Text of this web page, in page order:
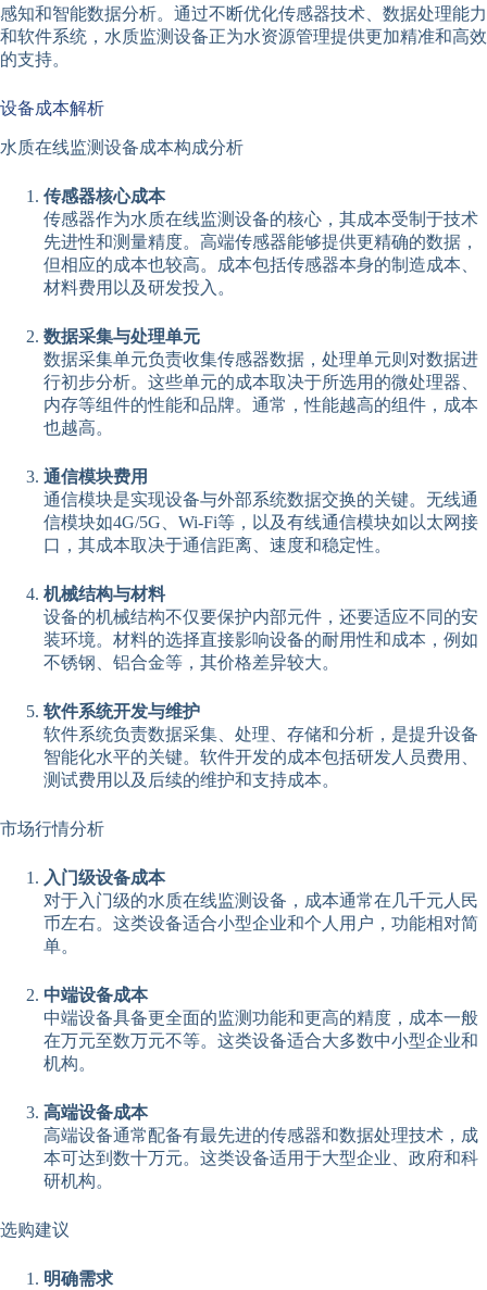
感知和智能数据分析。通过不断优化传感器技术、数据处理能力
和软件系统，水质监测设备正为水资源管理提供更加精准和高效
的支持。
设备成本解析
水质在线监测设备成本构成分析
传感器核心成本
传感器作为水质在线监测设备的核心，其成本受制于技术
先进性和测量精度。高端传感器能够提供更精确的数据，
但相应的成本也较高。成本包括传感器本身的制造成本、
材料费用以及研发投入。
数据采集与处理单元
数据采集单元负责收集传感器数据，处理单元则对数据进
行初步分析。这些单元的成本取决于所选用的微处理器、
内存等组件的性能和品牌。通常，性能越高的组件，成本
也越高。
通信模块费用
通信模块是实现设备与外部系统数据交换的关键。无线通
信模块如4G/5G、Wi-Fi等，以及有线通信模块如以太网接
口，其成本取决于通信距离、速度和稳定性。
机械结构与材料
设备的机械结构不仅要保护内部元件，还要适应不同的安
装环境。材料的选择直接影响设备的耐用性和成本，例如
不锈钢、铝合金等，其价格差异较大。
软件系统开发与维护
软件系统负责数据采集、处理、存储和分析，是提升设备
智能化水平的关键。软件开发的成本包括研发人员费用、
测试费用以及后续的维护和支持成本。
市场行情分析
入门级设备成本
对于入门级的水质在线监测设备，成本通常在几千元人民
币左右。这类设备适合小型企业和个人用户，功能相对简
单。
中端设备成本
中端设备具备更全面的监测功能和更高的精度，成本一般
在万元至数万元不等。这类设备适合大多数中小型企业和
机构。
高端设备成本
高端设备通常配备有最先进的传感器和数据处理技术，成
本可达到数十万元。这类设备适用于大型企业、政府和科
研机构。
选购建议
明确需求